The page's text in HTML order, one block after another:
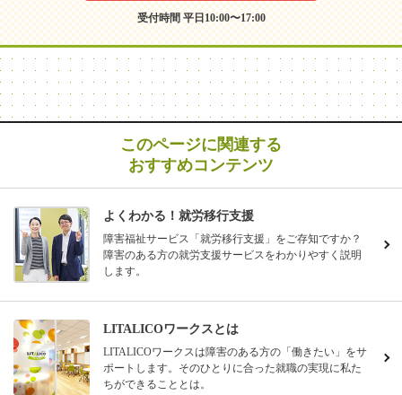
受付時間 平日10:00〜17:00
このページに関連する
おすすめコンテンツ
よくわかる！就労移行支援
障害福祉サービス「就労移行支援」をご存知ですか？
障害のある方の就労支援サービスをわかりやすく説明
します。
LITALICOワークスとは
LITALICOワークスは障害のある方の「働きたい」をサ
ポートします。そのひとりに合った就職の実現に私た
ちができることとは。